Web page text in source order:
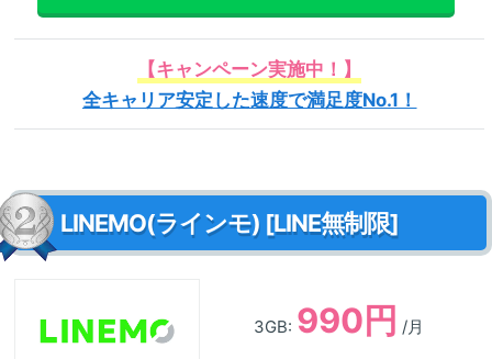
【キャンペーン実施中！】
全キャリア安定した速度で満足度No.1！
LINEMO(ラインモ) [LINE無制限]
3GB: 990円 /月